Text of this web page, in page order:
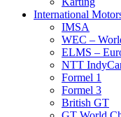
International
IMSA
WEC –
ELMS –
NTT
Formel 1
Formel 3
British GT